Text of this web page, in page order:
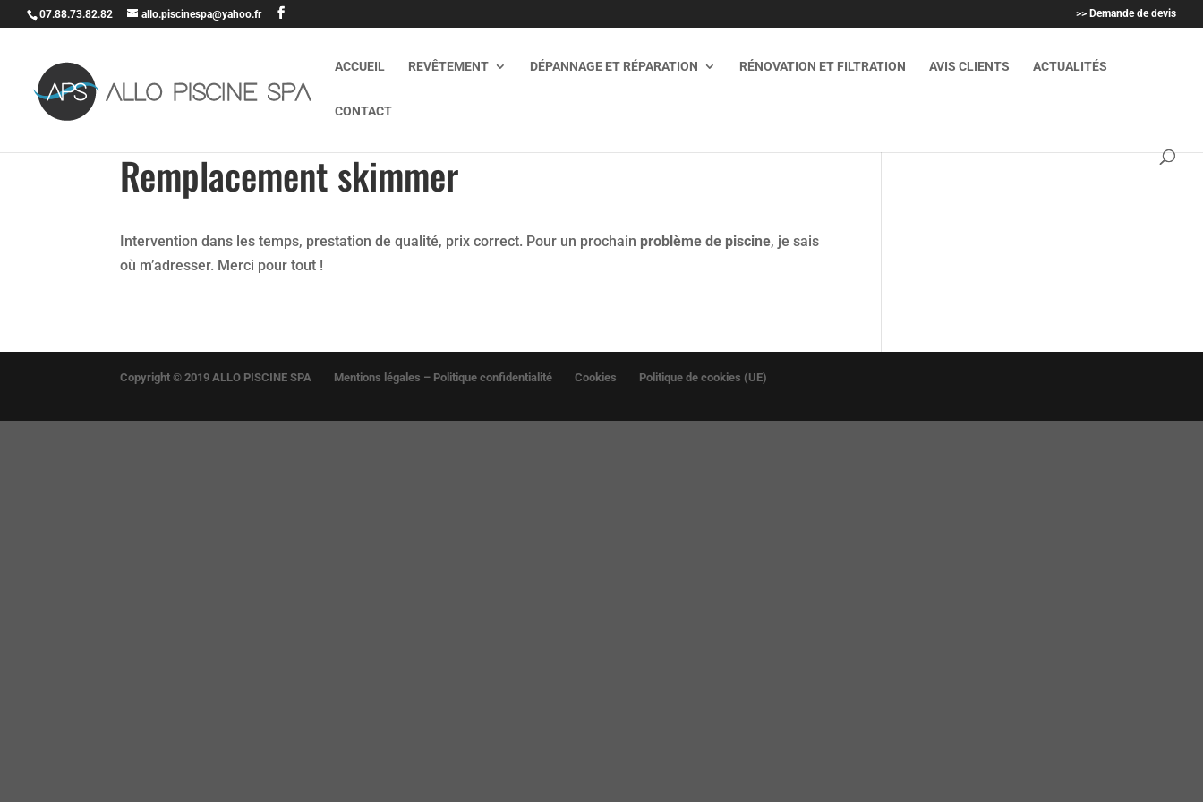
07.88.73.82.82 allo.piscinespa@yahoo.fr >> Demande de devis
ACCUEIL REVÊTEMENT DÉPANNAGE ET RÉPARATION RÉNOVATION ET FILTRATION AVIS CLIENTS ACTUALITÉS
CONTACT
Remplacement skimmer
Intervention dans les temps, prestation de qualité, prix correct. Pour un prochain problème de piscine, je sais
où m’adresser. Merci pour tout !
Copyright © 2019 ALLO PISCINE SPA Mentions légales – Politique confidentialité Cookies Politique de cookies (UE)